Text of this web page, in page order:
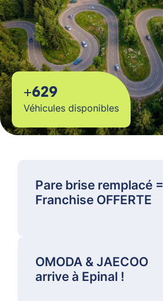
+629
Véhicules disponibles
Pare brise remplacé =
Franchise OFFERTE
OMODA & JAECOO
arrive à Epinal !